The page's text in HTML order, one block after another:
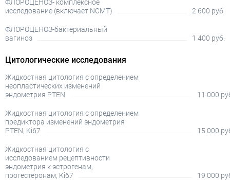
ФЛОРОЦЕНОЗ- комплексное
исследование (включает NCMT)
2 600 руб.
ФЛОРОЦЕНОЗ-бактериальный
вагиноз
1 400 руб.
Цитологические исследования
Жидкостная цитология с определением
неопластических изменений
эндометрия PTEN
11 000
Жидкостная цитология с определением
предиктора изменений эндометрия
PTEN, Ki67
15 000
Жидкостная цитология с
исследованием рецептивности
эндометрия к эстрогенам,
прогестеронам, Ki67
19 000